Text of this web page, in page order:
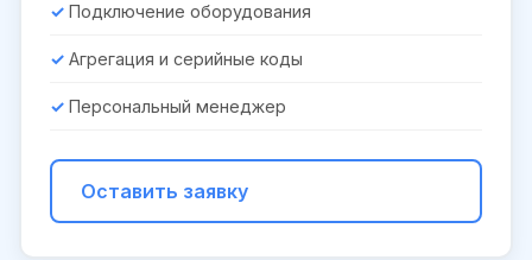
Подключение оборудования
Агрегация и серийные коды
Персональный менеджер
Оставить заявку